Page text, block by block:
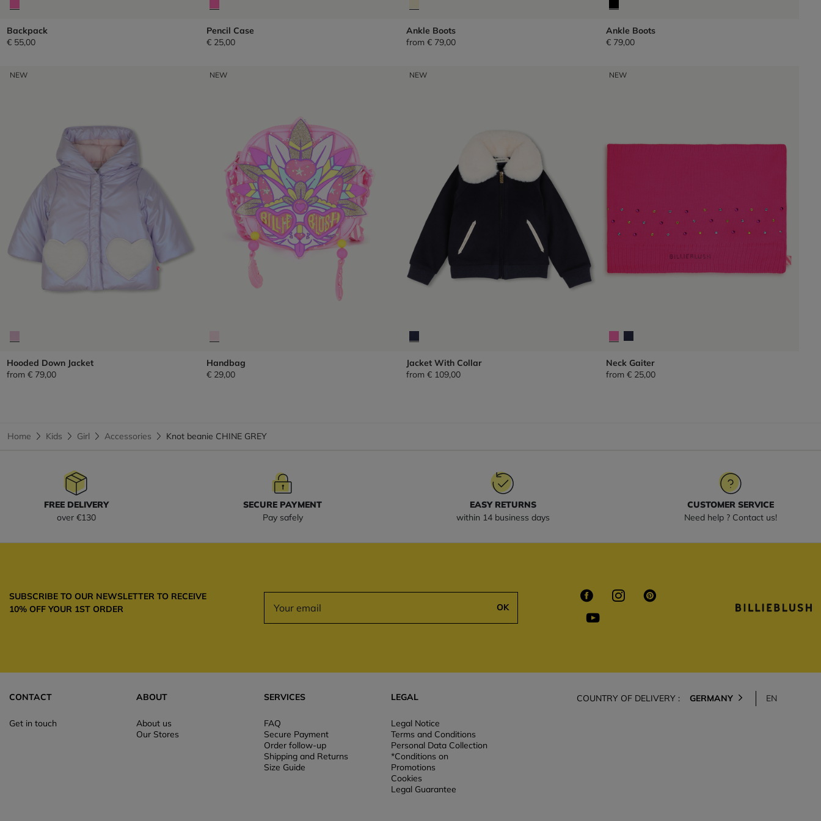
Backpack
€ 55,00
Pencil Case
€ 25,00
Ankle Boots
from € 79,00
Ankle Boots
€ 79,00
NEW
Hooded Down Jacket
from € 79,00
NEW
Handbag
€ 29,00
NEW
Jacket With Collar
from € 109,00
NEW
Neck Gaiter
from € 25,00
Home Kids Girl Accessories Knot beanie CHINE GREY
FREE DELIVERY
over €130
SECURE PAYMENT
Pay safely
EASY RETURNS
within 14 business days
CUSTOMER SERVICE
Need help ? Contact us!
SUBSCRIBE TO OUR NEWSLETTER TO RECEIVE
10% OFF YOUR 1ST ORDER
OK
CONTACT
Get in touch
ABOUT
About us
Our Stores
SERVICES
FAQ
Secure Payment
Order follow-up
Shipping and Returns
Size Guide
LEGAL
Legal Notice
Terms and Conditions
Personal Data Collection
*Conditions on
Promotions
Cookies
Legal Guarantee
COUNTRY OF DELIVERY : GERMANY EN